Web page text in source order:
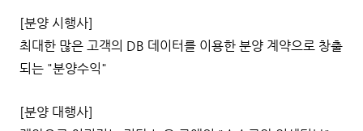
[분양 시행사]
최대한 많은 고객의 DB 데이터를 이용한 분양 계약으로 창출
되는 "분양수익"
[분양 대행사]